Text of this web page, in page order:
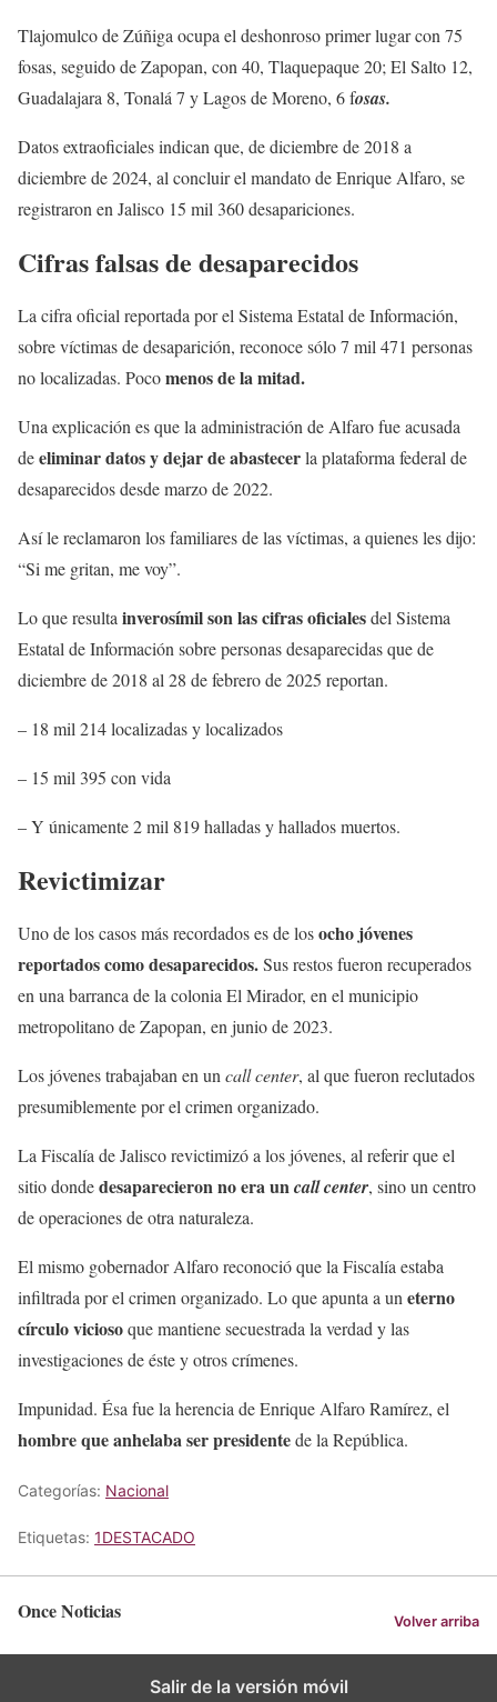
Tlajomulco de Zúñiga ocupa el deshonroso primer lugar con 75
fosas, seguido de Zapopan, con 40, Tlaquepaque 20; El Salto 12,
Guadalajara 8, Tonalá 7 y Lagos de Moreno, 6 fosas.
Datos extraoficiales indican que, de diciembre de 2018 a
diciembre de 2024, al concluir el mandato de Enrique Alfaro, se
registraron en Jalisco 15 mil 360 desapariciones.
Cifras falsas de desaparecidos
La cifra oficial reportada por el Sistema Estatal de Información,
sobre víctimas de desaparición, reconoce sólo 7 mil 471 personas
no localizadas. Pocomenos de la mitad.
Una explicación es que la administración de Alfaro fue acusada
deeliminar datos y dejar de abastecerla plataforma federal de
desaparecidos desde marzo de 2022.
Así le reclamaron los familiares de las víctimas, a quienes les dijo:
“Si me gritan, me voy”.
Lo que resulta inverosímil son las cifras oficialesdel Sistema
Estatal de Información sobre personas desaparecidas que de
diciembre de 2018 al 28 de febrero de 2025 reportan.
– 18 mil 214 localizadas y localizados
– 15 mil 395 con vida
– Y únicamente 2 mil 819 halladas y hallados muertos.
Revictimizar
Uno de los casos más recordados es de losocho jóvenes
reportados como desaparecidos.Sus restos fueron recuperados
en una barranca de la colonia El Mirador, en el municipio
metropolitano de Zapopan, en junio de 2023.
Los jóvenes trabajaban en un call center, al que fueron reclutados
presumiblemente por el crimen organizado.
La Fiscalía de Jalisco revictimizó a los jóvenes, al referir que el
sitio dondedesaparecieron no era uncall center, sino un centro
de operaciones de otra naturaleza.
El mismo gobernador Alfaro reconoció que la Fiscalía estaba
infiltrada por el crimen organizado. Lo que apunta a un eterno
círculo viciosoque mantiene secuestrada la verdad y las
investigaciones de éste y otros crímenes.
Impunidad. Ésa fue la herencia de Enrique Alfaro Ramírez, el
hombre que anhelaba ser presidentede la República.
Categorías: Nacional
Etiquetas: 1DESTACADO
Once Noticias Volver arriba
Salir de la versión móvil